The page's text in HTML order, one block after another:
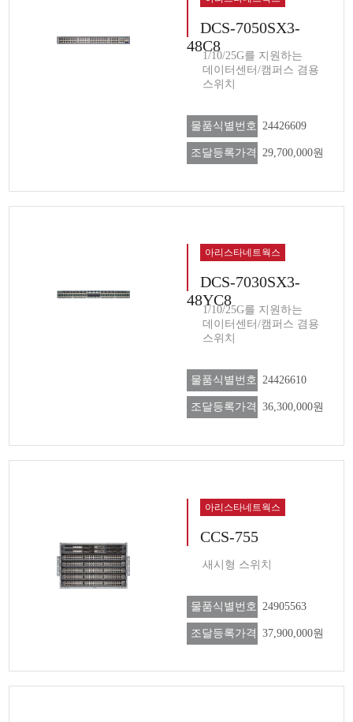
DCS-7050SX3-
48C8
1/10/25G를 지원하는
데이터센터/캠퍼스 겸용
스위치
물품식별번호 24426609
조달등록가격 29,700,000원
아리스타네트웍스
DCS-7030SX3-
48YC8
1/10/25G를 지원하는
데이터센터/캠퍼스 겸용
스위치
물품식별번호 24426610
조달등록가격 36,300,000원
아리스타네트웍스
CCS-755
새시형 스위치
물품식별번호 24905563
조달등록가격 37,900,000원